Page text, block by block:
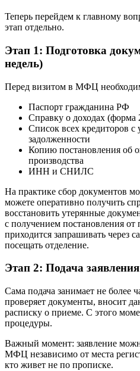
Теперь перейдем к главному
этап отдельно.
Этап 1: Подготовка
недель)
Перед визитом в МФЦ
Паспорт гражданина РФ
Справку о доходах
Список всех кредиторов с
задолженности
Копию постановления об
производства
ИНН и СНИЛС
На практике сбор документов
можете оперативно получить
восстановить утерянные
с получением постановления
приходится запрашивать
посещать отделение.
Этап 2: Подача
Сама подача занимает не
проверяет документы, вносит
расписку о приеме. С этого
процедуры.
Важный момент: заявление
МФЦ независимо от места
кто живет не по прописке.